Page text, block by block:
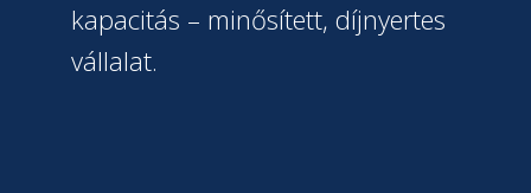
kapacitás – minősített, díjnyertes
vállalat.